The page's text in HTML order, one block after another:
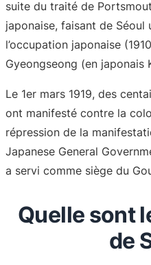
suite du traité de
japonaise, faisant de Séoul
l’occupation japonaise
Gyeongseong (en japonais
Le 1er mars 1919, des
ont manifesté contre la
répression de la
Japanese General
a servi comme siège du
Quelle sont
de